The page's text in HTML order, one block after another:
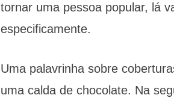
tornar uma pessoa popular, lá
especificamente.
Uma palavrinha sobre
uma calda de chocolate. Na